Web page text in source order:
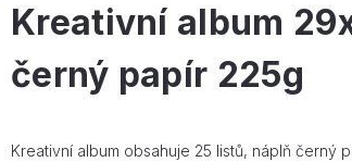
Kreativní album
černý papír 225g
Kreativní album obsahuje 25 listů, náplň černý